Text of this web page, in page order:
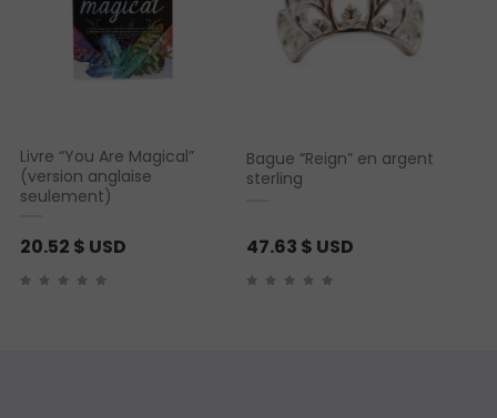
Livre “You Are Magical”
(version anglaise
seulement)
20.52 $ USD
Bague “Reign” en argent
sterling
47.63 $ USD